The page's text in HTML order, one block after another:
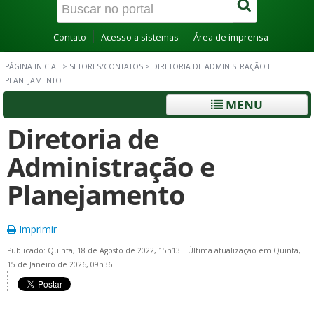
Contato Acesso a sistemas Área de imprensa
PÁGINA INICIAL > SETORES/CONTATOS > DIRETORIA DE ADMINISTRAÇÃO E
PLANEJAMENTO
MENU
Diretoria de
Administração e
Planejamento
Imprimir
Publicado: Quinta, 18 de Agosto de 2022, 15h13 | Última atualização em Quinta,
15 de Janeiro de 2026, 09h36